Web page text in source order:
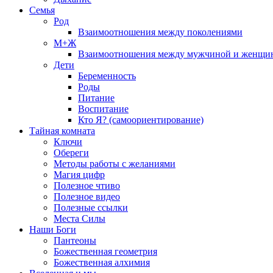
Семья
Род
Взаимоотношения между поколениями
М+Ж
Взаимоотношения между мужчиной и
Дети
Беременность
Роды
Питание
Воспитание
Кто Я? (самоориентирование)
Тайная комната
Ключи
Обереги
Методы работы с желаниями
Магия цифр
Полезное чтиво
Полезное видео
Полезные ссылки
Места Силы
Наши Боги
Пантеоны
Божественная геометрия
Божественная алхимия